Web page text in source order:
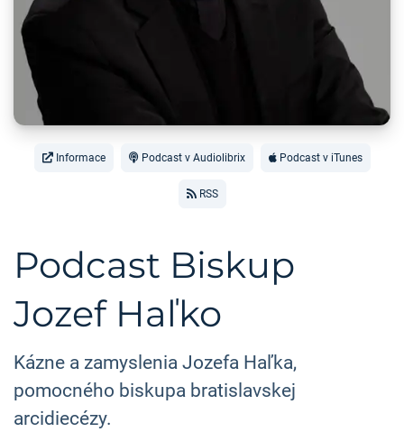
Informace Podcast v Audiolibrix Podcast v iTunes
RSS
Podcast Biskup
Jozef Haľko
Kázne a zamyslenia Jozefa Haľka,
pomocného biskupa bratislavskej
arcidiecézy.